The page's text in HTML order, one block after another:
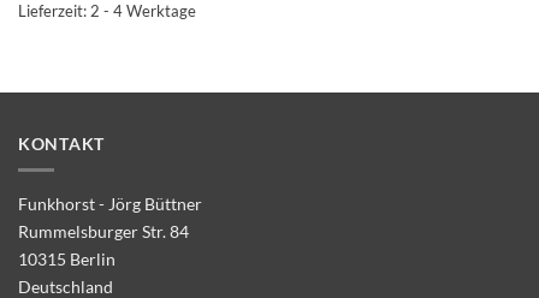
Lieferzeit:2 - 4 Werktage
KONTAKT
Funkhorst - Jörg Büttner
Rummelsburger Str. 84
10315 Berlin
Deutschland